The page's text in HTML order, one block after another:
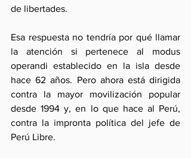
de libertades.
Esa respuesta no tendría por qué llamar
la atención si pertenece al modus
operandi establecido en la isla desde
hace 62 años. Pero ahora está dirigida
contra la mayor movilización popular
desde 1994 y, en lo que hace al Perú,
contra la impronta política del jefe de
Perú Libre.